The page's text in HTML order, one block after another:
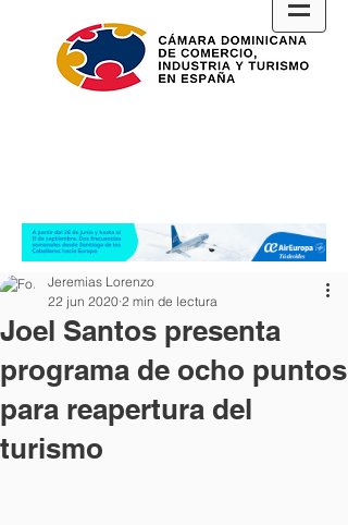
Joel Santos presenta
programa de ocho puntos
para reapertura del
turismo
Jeremias Lorenzo
22 jun 2020 2 min de lectura